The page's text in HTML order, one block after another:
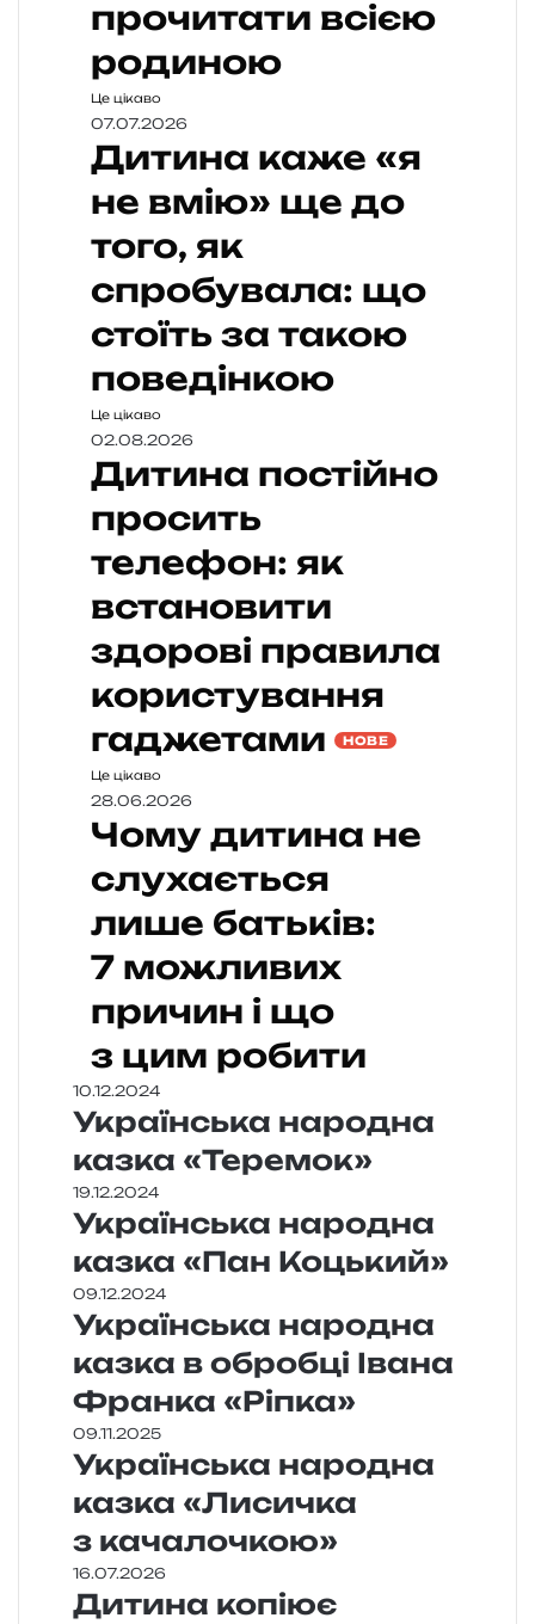
прочитати всією
родиною
Це цікаво
07.07.2026
Дитина каже «я
не вмію» ще до
того, як
спробувала: що
стоїть за такою
поведінкою
Це цікаво
02.08.2026
Дитина постійно
просить
телефон: як
встановити
здорові правила
користування
гаджетами
НОВЕ
Це цікаво
28.06.2026
Чому дитина не
слухається
лише батьків:
7 можливих
причин і що
з цим робити
10.12.2024
Українська народна
казка «Теремок»
19.12.2024
Українська народна
казка «Пан Коцький»
09.12.2024
Українська народна
казка в обробці Івана
Франка «Ріпка»
09.11.2025
Українська народна
казка «Лисичка
з качалочкою»
16.07.2026
Дитина копіює